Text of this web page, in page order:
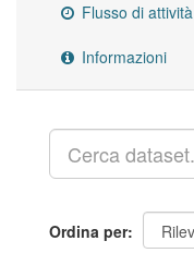
Flusso di attività
Informazioni
Ordina per